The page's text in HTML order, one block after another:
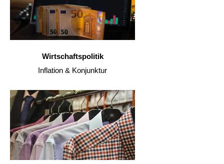
Wirtschaftspolitik
Inflation & Konjunktur